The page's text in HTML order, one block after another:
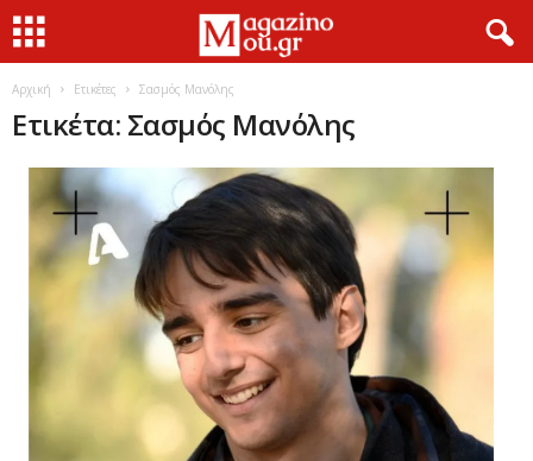
Αρχική Ετικέτες Σασμός Μανόλης
Ετικέτα: Σασμός Μανόλης